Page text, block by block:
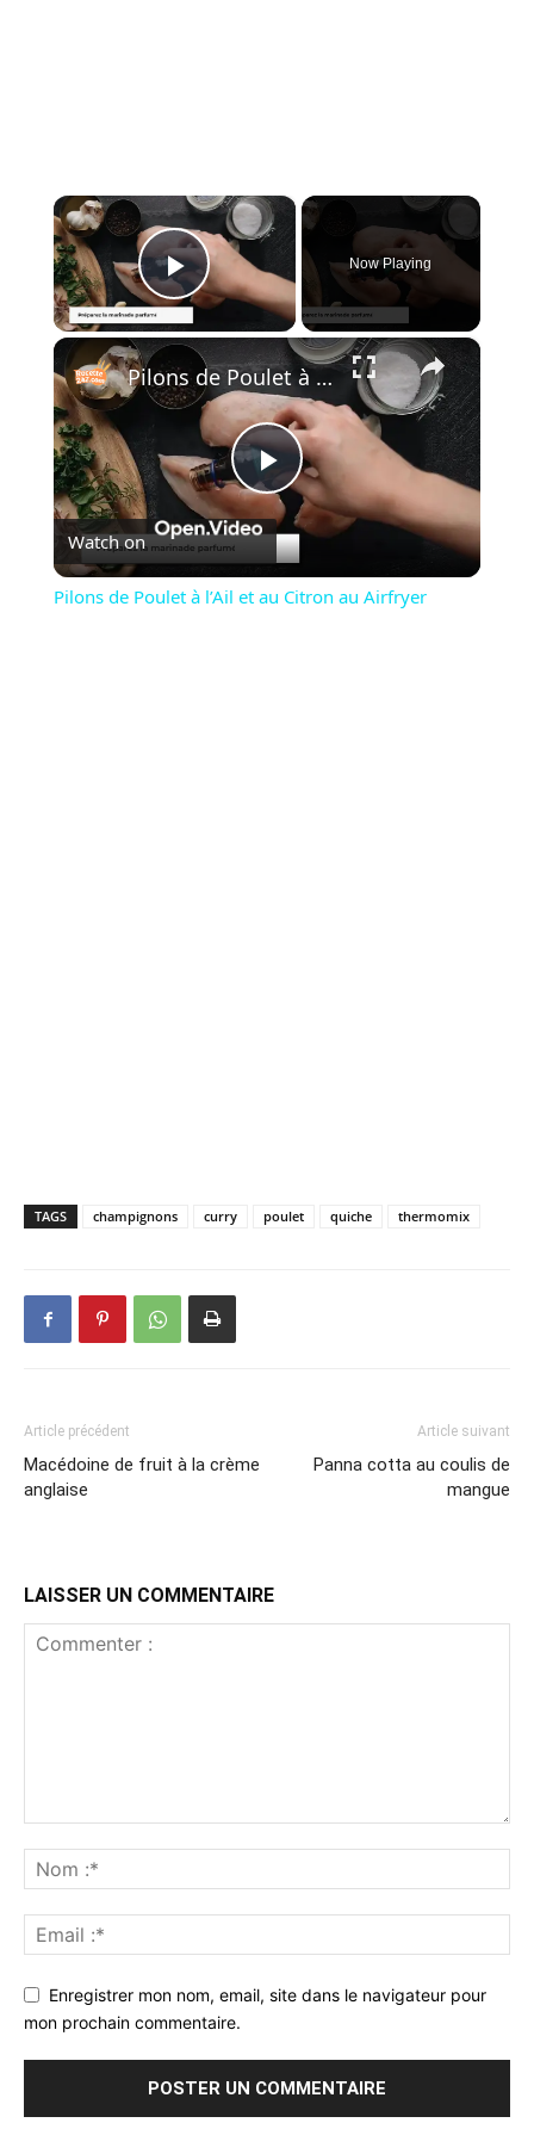
×
Play Video
Now Playing
×
Play
Video
Pilons de Poulet à l’Ail et au Citron au Airfryer
Watch on
Pilons de Poulet à l’Ail et au Citron au Airfryer
TAGS champignons curry poulet quiche thermomix
Article précédent
Macédoine de fruit à la crème
anglaise
Article suivant
Panna cotta au coulis de
mangue
LAISSER UN COMMENTAIRE
Enregistrer mon nom, email, site dans le navigateur pour
mon prochain commentaire.